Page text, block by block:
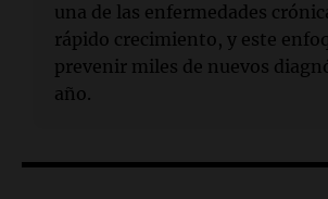
una de las enfermedades
rápido crecimiento, y este
prevenir miles de nuevos
año.